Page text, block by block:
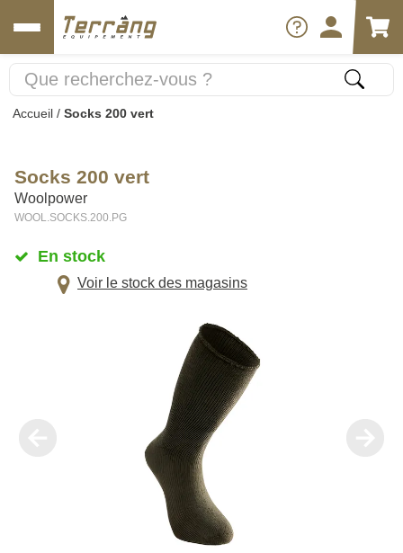
Accueil / Socks 200 vert
Socks 200 vert
Woolpower
WOOL.SOCKS.200.PG
En stock
Voir le stock des magasins